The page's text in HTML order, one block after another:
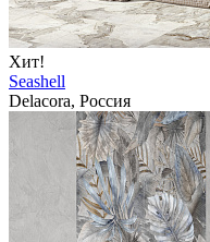
Хит!
Seashell
Delacora, Россия